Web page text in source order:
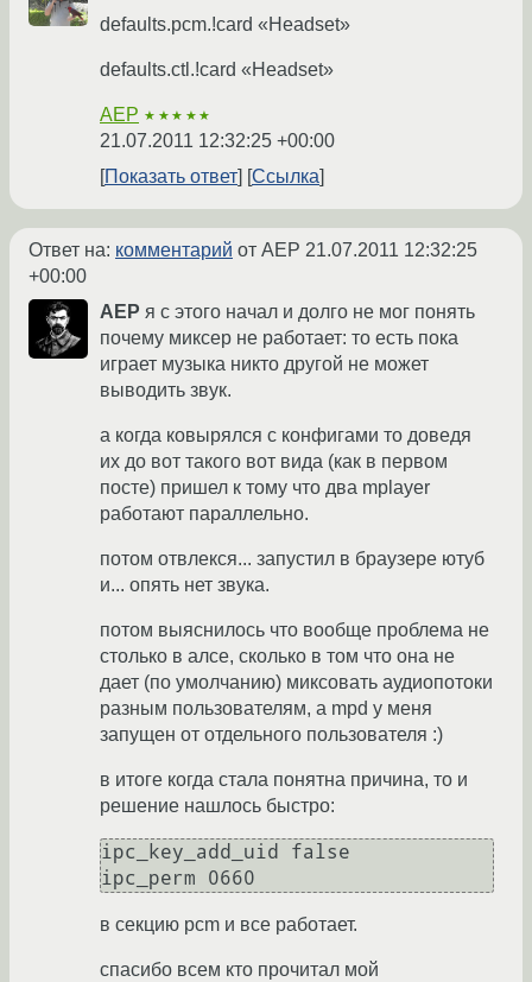
defaults.pcm.!card «Headset»
defaults.ctl.!card «Headset»
AEP ★★★★★
21.07.2011 12:32:25 +00:00
Показать ответ
Ссылка
Ответ на: комментарий от AEP 21.07.2011 12:32:25
+00:00
AEP я с этого начал и долго не мог понять
почему миксер не работает: то есть пока
играет музыка никто другой не может
выводить звук.
а когда ковырялся с конфигами то доведя
их до вот такого вот вида (как в первом
посте) пришел к тому что два mplayer
работают параллельно.
потом отвлекся... запустил в браузере ютуб
и... опять нет звука.
потом выяснилось что вообще проблема не
столько в алсе, сколько в том что она не
дает (по умолчанию) миксовать аудиопотоки
разным пользователям, а mpd у меня
запущен от отдельного пользователя :)
в итоге когда стала понятна причина, то и
решение нашлось быстро:
ipc_key_add_uid false
в секцию pcm и все работает.
спасибо всем кто прочитал мой